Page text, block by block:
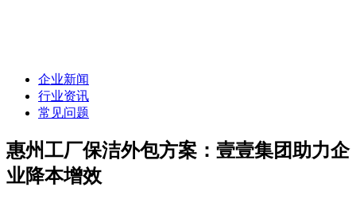
企业新闻
行业资讯
常见问题
惠州工厂保洁外包方案：壹壹集团助力企
业降本增效